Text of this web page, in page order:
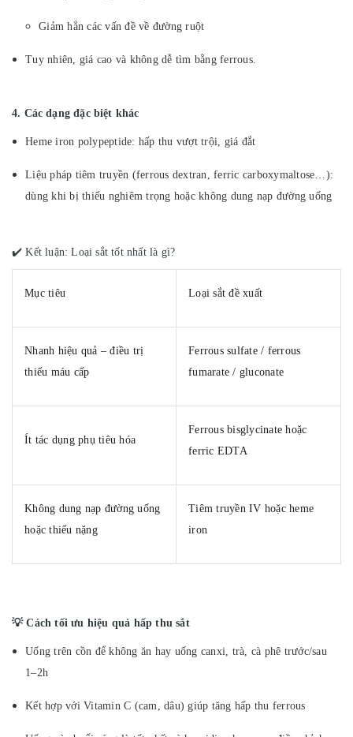
Giảm hẳn các vấn đề về đường ruột
Tuy nhiên, giá cao và không dễ tìm bằng ferrous.
4. Các dạng đặc biệt khác
Heme iron polypeptide: hấp thu vượt trội, giá đắt
Liệu pháp tiêm truyền (ferrous dextran, ferric carboxymaltose…):
dùng khi bị thiếu nghiêm trọng hoặc không dung nạp đường uống
✔️ Kết luận: Loại sắt tốt nhất là gì?
Mục tiêu Loại sắt đề xuất
Nhanh hiệu quả – điều trị
thiếu máu cấp
Ferrous sulfate / ferrous
fumarate / gluconate
Ít tác dụng phụ tiêu hóa
Ferrous bisglycinate hoặc
ferric EDTA
Không dung nạp đường uống
hoặc thiếu nặng
Tiêm truyền IV hoặc heme
iron
💡 Cách tối ưu hiệu quả hấp thu sắt
Uống trên cồn để không ăn hay uống canxi, trà, cà phê trước/sau
1–2h
Kết hợp với Vitamin C (cam, dâu) giúp tăng hấp thu ferrous